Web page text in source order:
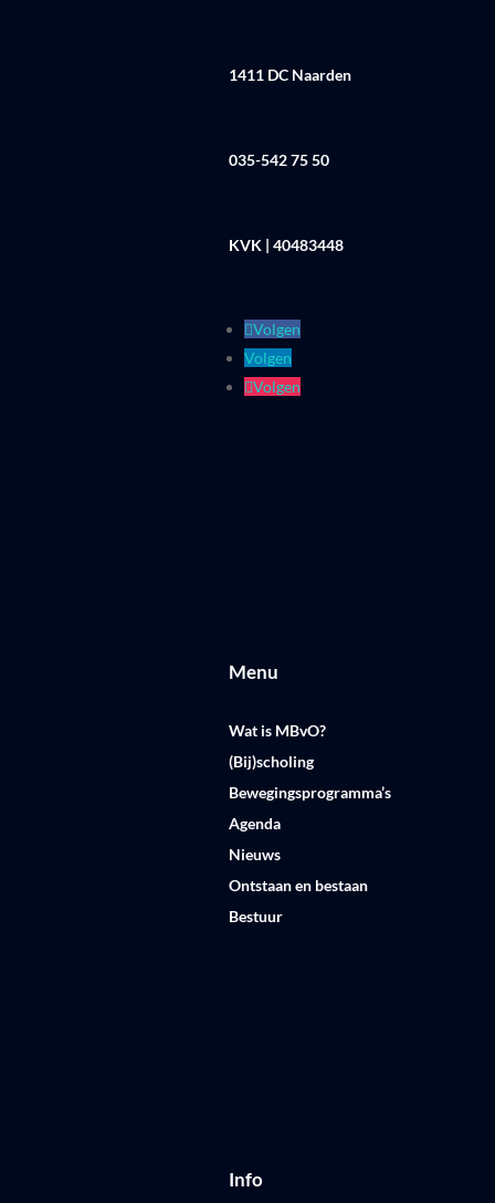
1411 DC Naarden
035-542 75 50
KVK | 40483448
Volgen
Volgen
Volgen
Menu
Wat is MBvO?
(Bij)scholing
Bewegingsprogramma’s
Agenda
Nieuws
Ontstaan en bestaan
Bestuur
Info